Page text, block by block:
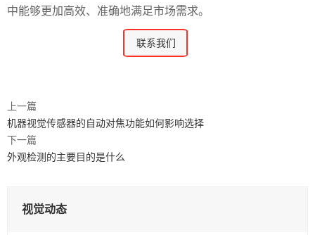
中能够更加高效、准确地满足市场需求。
联系我们
上一篇
机器视觉传感器的自动对焦功能如何影响选择
下一篇
外观检测的主要目的是什么
视觉动态